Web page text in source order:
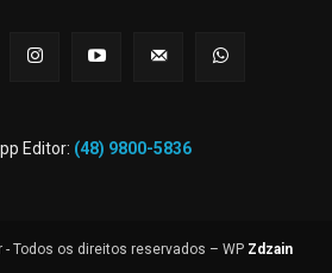
Editor: (48) 9800-5836
Todos os direitos reservados – WP Zdzain